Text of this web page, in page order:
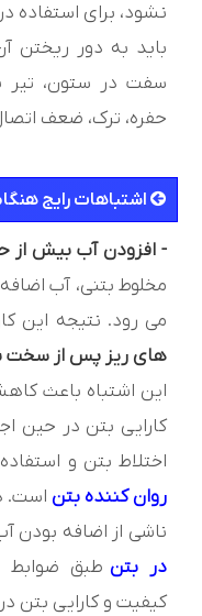
نشود، برای استفاده
باید به دور ریختن
سفت در ستون، تیر
حفره، ترک، ضعف
اشتباهات رایج
- افزودن آب بیش از
مخلوط بتنی، آب
می رود. نتيجه اين
های ريز پس از
اين اشتباه باعث
کارايی بتن در حين
اختلاط بتن و
روان کننده بتن است.
ناشی از اضافه‌ بودن
در بتن طبق ضوابط
کیفیت و کارایی بتن